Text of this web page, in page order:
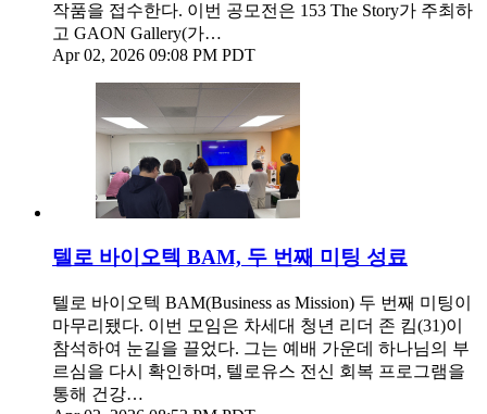
작품을 접수한다. 이번 공모전은 153 The Story가 주최하
고 GAON Gallery(가…
Apr 02, 2026 09:08 PM PDT
텔로 바이오텍 BAM, 두 번째 미팅 성료
텔로 바이오텍 BAM(Business as Mission) 두 번째 미팅이
마무리됐다. 이번 모임은 차세대 청년 리더 존 킴(31)이
참석하여 눈길을 끌었다. 그는 예배 가운데 하나님의 부
르심을 다시 확인하며, 텔로유스 전신 회복 프로그램을
통해 건강…